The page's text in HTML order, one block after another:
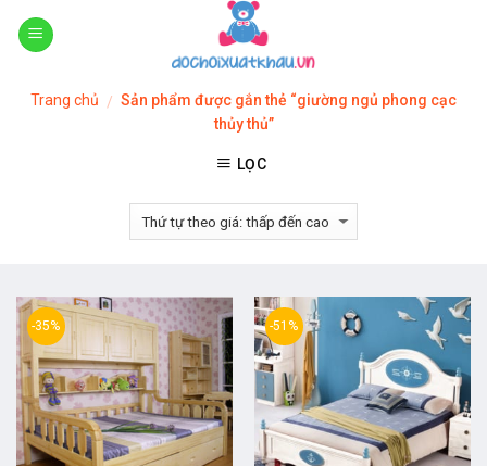
Skip
Trang chủ / Sản phẩm được gắn thẻ “giường ngủ phong cạc
thủy thủ”
LỌC
-35% -51%